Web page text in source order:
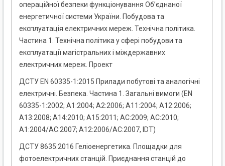
операційної безпеки функціонування Об’єднаної
енергетичної системи України. Побудова та
експлуатація електричних мереж. Технічна політика.
Частина 1. Технічна політика у сфері побудови та
експлуатації магістральних і міждержавних
електричних мереж. Проект
ДСТУ EN 60335-1:2015 Прилади побутові та аналогічні
електричні. Безпека. Частина 1. Загальні вимоги (EN
60335-1:2002; А1:2004; А2:2006; А11:2004; А12:2006;
А13:2008; А14:2010; А15:2011; АС:2009; АС:2010;
А1:2004/АС:2007; А12:2006/АС:2007, IDT)
ДСТУ 8635:2016 Геліоенергетика. Площадки для
фотоелектричних станцій. Приєднання станцій до